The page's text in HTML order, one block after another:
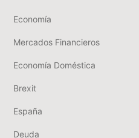
Economía
Mercados Financieros
Economía Doméstica
Brexit
España
Deuda